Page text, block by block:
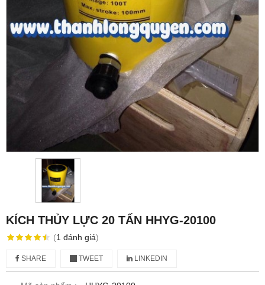
KÍCH THỦY LỰC 20 TẤN HHYG-20100
(1 đánh giá)
SHARE TWEET LINKEDIN